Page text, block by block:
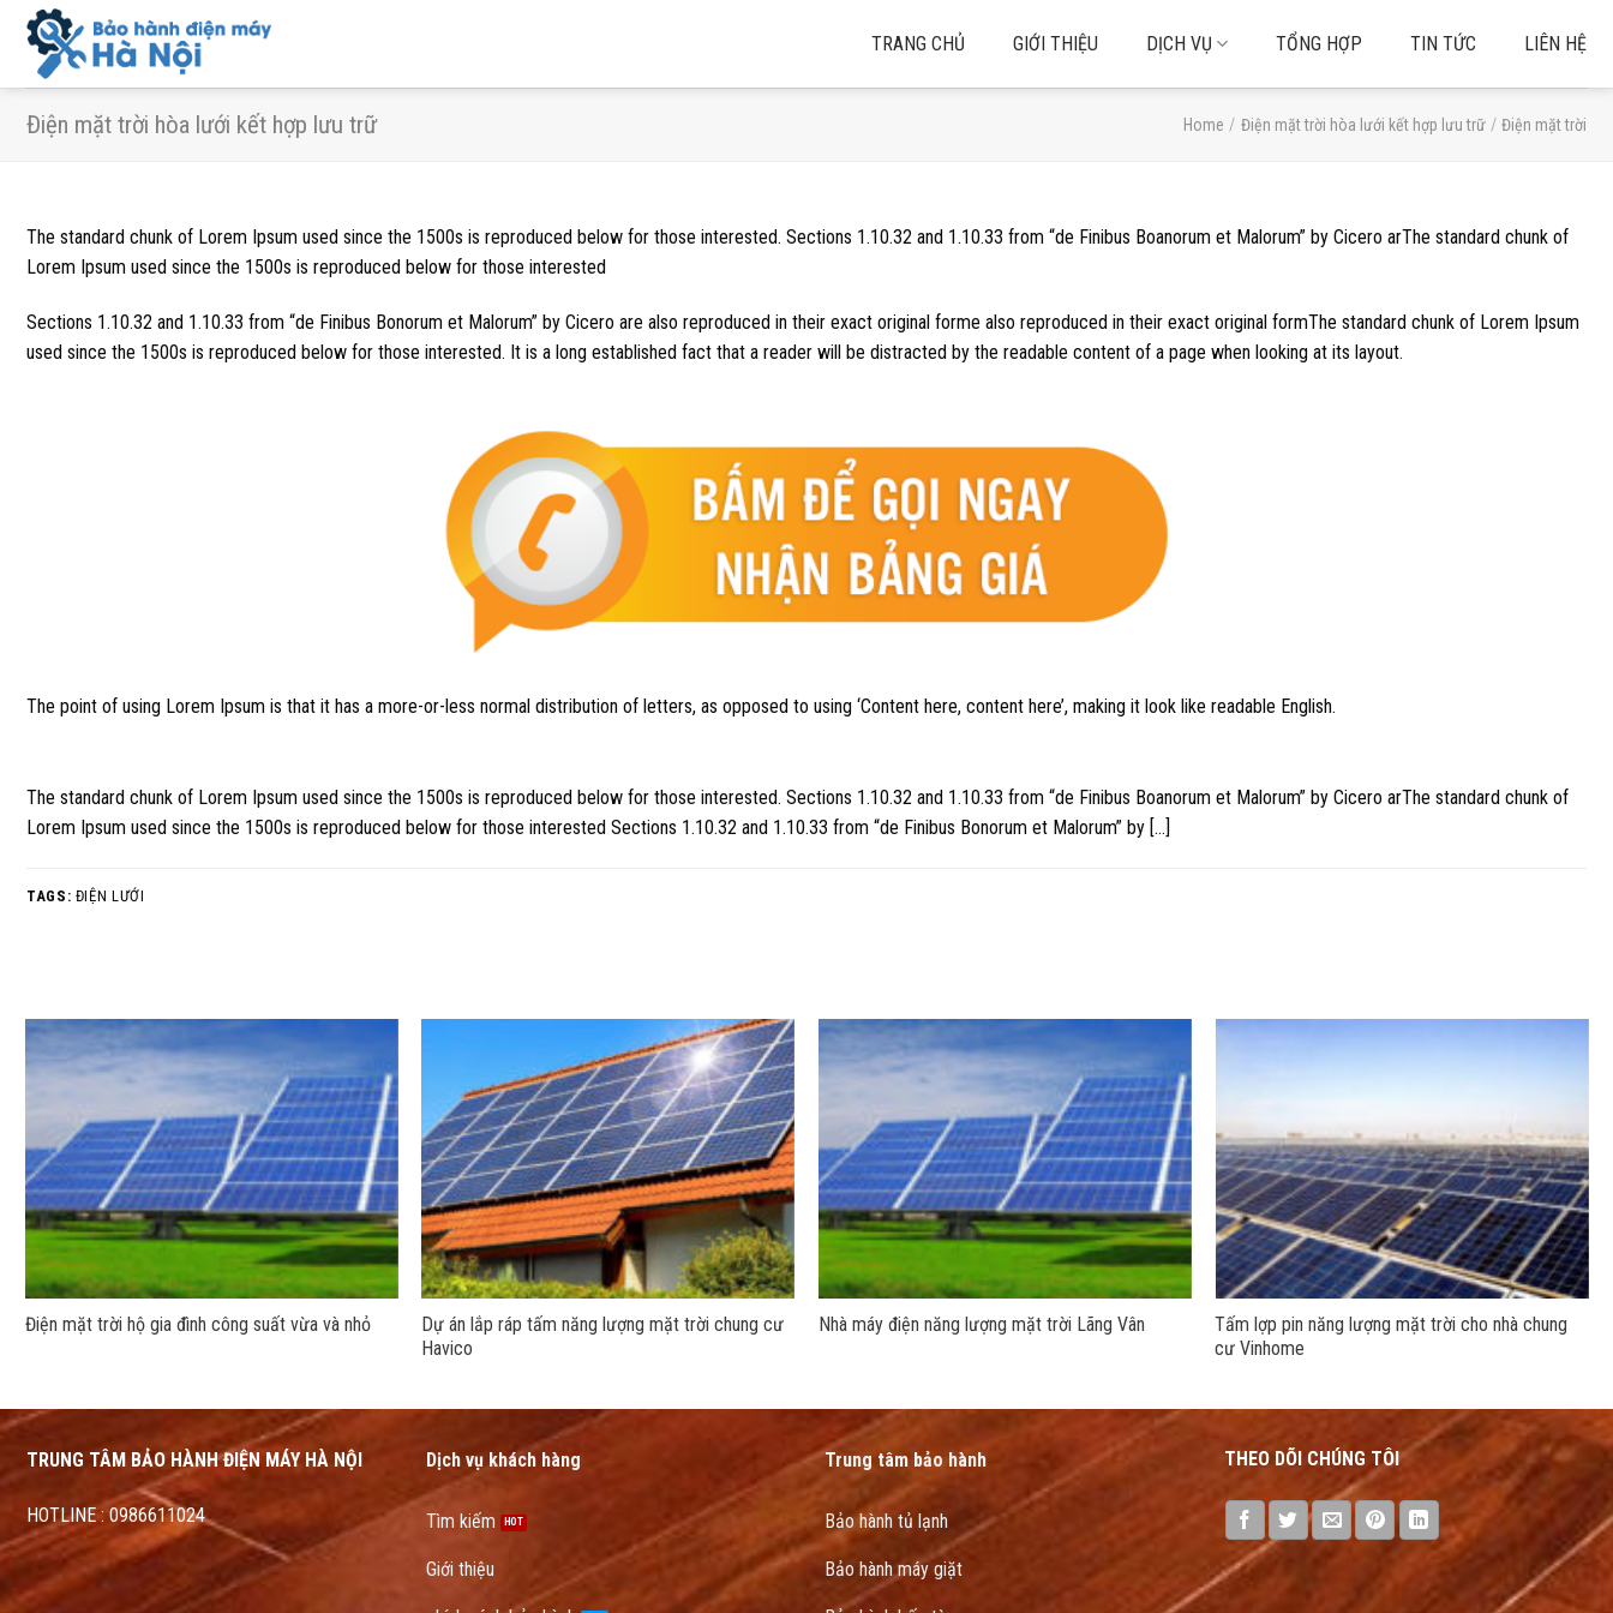
Skip
content
TRANG CHỦ GIỚI THIỆU DỊCH VỤ TỔNG HỢP TIN TỨC LIÊN HỆ
Điện mặt trời hòa lưới kết hợp lưu trữ Home / Điện mặt trời hòa lưới kết hợp lưu trữ / Điện mặt trời
The standard chunk of Lorem Ipsum used since the 1500s is reproduced below for those interested. Sections 1.10.32 and 1.10.33 from “de Finibus Boanorum et Malorum” by Cicero arThe standard chunk of
Lorem Ipsum used since the 1500s is reproduced below for those interested
Sections 1.10.32 and 1.10.33 from “de Finibus Bonorum et Malorum” by Cicero are also reproduced in their exact original forme also reproduced in their exact original formThe standard chunk of Lorem Ipsum
used since the 1500s is reproduced below for those interested. It is a long established fact that a reader will be distracted by the readable content of a page when looking at its layout.
The point of using Lorem Ipsum is that it has a more-or-less normal distribution of letters, as opposed to using ‘Content here, content here’, making it look like readable English.
The standard chunk of Lorem Ipsum used since the 1500s is reproduced below for those interested. Sections 1.10.32 and 1.10.33 from “de Finibus Boanorum et Malorum” by Cicero arThe standard chunk of
Lorem Ipsum used since the 1500s is reproduced below for those interested Sections 1.10.32 and 1.10.33 from “de Finibus Bonorum et Malorum” by […]
TAGS: ĐIỆN LƯỚI
Điện mặt trời hộ gia đình công suất vừa và nhỏ
Dự án lắp ráp tấm năng lượng mặt trời chung cư
Havico
Nhà máy điện năng lượng mặt trời Lãng Vân
Tấm lợp pin năng lượng mặt trời cho nhà chung
cư Vinhome
TRUNG TÂM BẢO HÀNH ĐIỆN MÁY HÀ NỘI
HOTLINE : 0986611024
Dịch vụ khách hàng
Tìm kiếm
Giới thiệu
Trung tâm bảo hành
Bảo hành tủ lạnh
Bảo hành máy giặt
THEO DÕI CHÚNG TÔI